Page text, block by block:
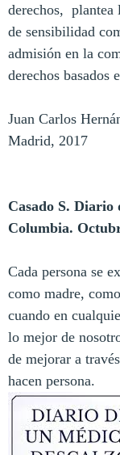
derechos, plantea
de sensibilidad
admisión en la
derechos basados
Juan Carlos
Madrid, 2017
Casado S. Diario
Columbia.
Cada persona se
como madre,
cuando en
lo mejor de
de mejorar a
hacen persona.